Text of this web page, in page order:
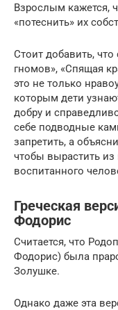
Взрослым кажется,
«потеснить» их
Стоит добавить,
гномов», «Спящая
это не только
которым дети
добру и
себе подводные
запретить, а
чтобы вырастить из
воспитанного
Греческая
Фодорис
Считается, что
Фодорис) была
Золушке.
Однако даже эта